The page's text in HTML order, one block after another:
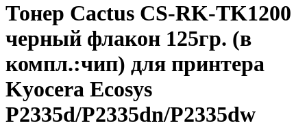
Тонер Cactus CS-RK-TK1200
черный флакон 125гр. (в
компл.:чип) для принтера
Kyocera Ecosys
P2335d/P2335dn/P2335dw